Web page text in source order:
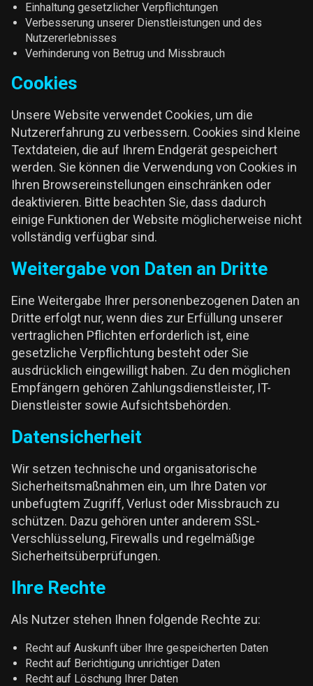
Einhaltung gesetzlicher Verpflichtungen
Verbesserung unserer Dienstleistungen und des
Nutzererlebnisses
Verhinderung von Betrug und Missbrauch
Cookies
Unsere Website verwendet Cookies, um die
Nutzererfahrung zu verbessern. Cookies sind kleine
Textdateien, die auf Ihrem Endgerät gespeichert
werden. Sie können die Verwendung von Cookies in
Ihren Browsereinstellungen einschränken oder
deaktivieren. Bitte beachten Sie, dass dadurch
einige Funktionen der Website möglicherweise nicht
vollständig verfügbar sind.
Weitergabe von Daten an Dritte
Eine Weitergabe Ihrer personenbezogenen Daten an
Dritte erfolgt nur, wenn dies zur Erfüllung unserer
vertraglichen Pflichten erforderlich ist, eine
gesetzliche Verpflichtung besteht oder Sie
ausdrücklich eingewilligt haben. Zu den möglichen
Empfängern gehören Zahlungsdienstleister, IT-
Dienstleister sowie Aufsichtsbehörden.
Datensicherheit
Wir setzen technische und organisatorische
Sicherheitsmaßnahmen ein, um Ihre Daten vor
unbefugtem Zugriff, Verlust oder Missbrauch zu
schützen. Dazu gehören unter anderem SSL-
Verschlüsselung, Firewalls und regelmäßige
Sicherheitsüberprüfungen.
Ihre Rechte
Als Nutzer stehen Ihnen folgende Rechte zu:
Recht auf Auskunft über Ihre gespeicherten Daten
Recht auf Berichtigung unrichtiger Daten
Recht auf Löschung Ihrer Daten